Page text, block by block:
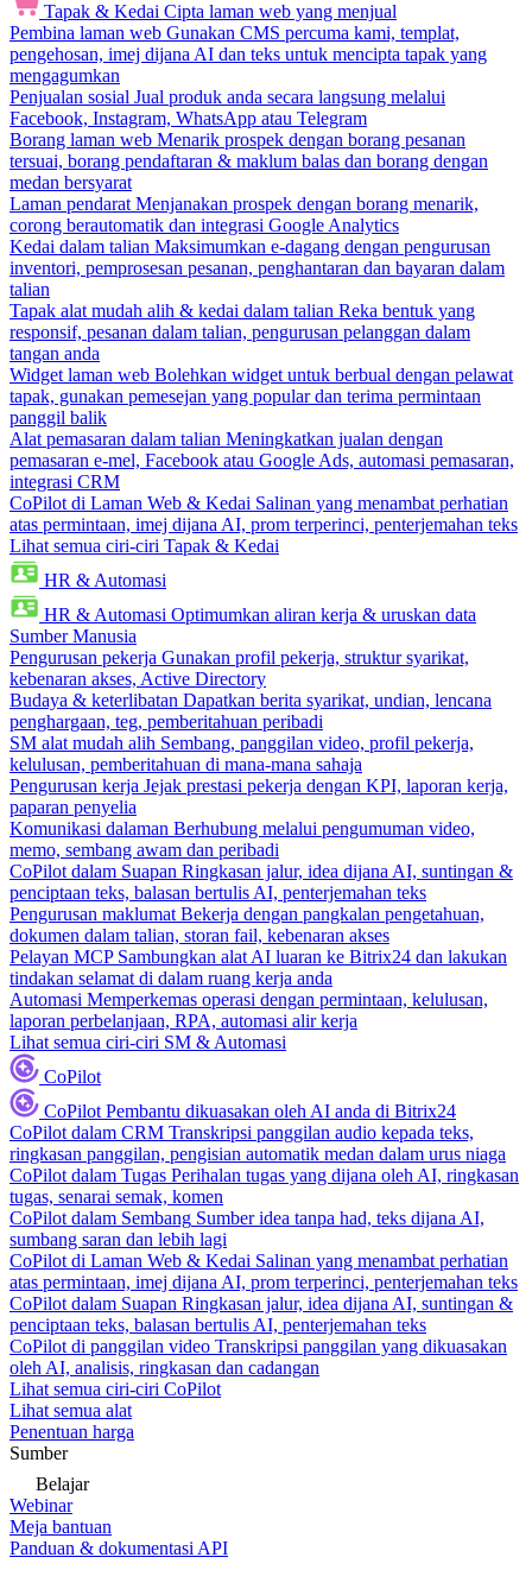
Tapak & Kedai Cipta laman web yang menjual
Pembina laman web Gunakan CMS percuma kami, templat,
pengehosan, imej dijana AI dan teks untuk mencipta tapak yang
mengagumkan
Penjualan sosial Jual produk anda secara langsung melalui
Facebook, Instagram, WhatsApp atau Telegram
Borang laman web Menarik prospek dengan borang pesanan
tersuai, borang pendaftaran & maklum balas dan borang dengan
medan bersyarat
Laman pendarat Menjanakan prospek dengan borang menarik,
corong berautomatik dan integrasi Google Analytics
Kedai dalam talian Maksimumkan e-dagang dengan pengurusan
inventori, pemprosesan pesanan, penghantaran dan bayaran dalam
talian
Tapak alat mudah alih & kedai dalam talian Reka bentuk yang
responsif, pesanan dalam talian, pengurusan pelanggan dalam
tangan anda
Widget laman web Bolehkan widget untuk berbual dengan pelawat
tapak, gunakan pemesejan yang popular dan terima permintaan
panggil balik
Alat pemasaran dalam talian Meningkatkan jualan dengan
pemasaran e-mel, Facebook atau Google Ads, automasi pemasaran,
integrasi CRM
CoPilot di Laman Web & Kedai Salinan yang menambat perhatian
atas permintaan, imej dijana AI, prom terperinci, penterjemahan teks
Lihat semua ciri-ciri Tapak & Kedai
HR & Automasi
HR & Automasi Optimumkan aliran kerja & uruskan data
Sumber Manusia
Pengurusan pekerja Gunakan profil pekerja, struktur syarikat,
kebenaran akses, Active Directory
Budaya & keterlibatan Dapatkan berita syarikat, undian, lencana
penghargaan, teg, pemberitahuan peribadi
SM alat mudah alih Sembang, panggilan video, profil pekerja,
kelulusan, pemberitahuan di mana-mana sahaja
Pengurusan kerja Jejak prestasi pekerja dengan KPI, laporan kerja,
paparan penyelia
Komunikasi dalaman Berhubung melalui pengumuman video,
memo, sembang awam dan peribadi
CoPilot dalam Suapan Ringkasan jalur, idea dijana AI, suntingan &
penciptaan teks, balasan bertulis AI, penterjemahan teks
Pengurusan maklumat Bekerja dengan pangkalan pengetahuan,
dokumen dalam talian, storan fail, kebenaran akses
Pelayan MCP Sambungkan alat AI luaran ke Bitrix24 dan lakukan
tindakan selamat di dalam ruang kerja anda
Automasi Memperkemas operasi dengan permintaan, kelulusan,
laporan perbelanjaan, RPA, automasi alir kerja
Lihat semua ciri-ciri SM & Automasi
CoPilot
CoPilot Pembantu dikuasakan oleh AI anda di Bitrix24
CoPilot dalam CRM Transkripsi panggilan audio kepada teks,
ringkasan panggilan, pengisian automatik medan dalam urus niaga
CoPilot dalam Tugas Perihalan tugas yang dijana oleh AI, ringkasan
tugas, senarai semak, komen
CoPilot dalam Sembang Sumber idea tanpa had, teks dijana AI,
sumbang saran dan lebih lagi
CoPilot di Laman Web & Kedai Salinan yang menambat perhatian
atas permintaan, imej dijana AI, prom terperinci, penterjemahan teks
CoPilot dalam Suapan Ringkasan jalur, idea dijana AI, suntingan &
penciptaan teks, balasan bertulis AI, penterjemahan teks
CoPilot di panggilan video Transkripsi panggilan yang dikuasakan
oleh AI, analisis, ringkasan dan cadangan
Lihat semua ciri-ciri CoPilot
Lihat semua alat
Penentuan harga
Sumber
Belajar
Webinar
Meja bantuan
Panduan & dokumentasi API